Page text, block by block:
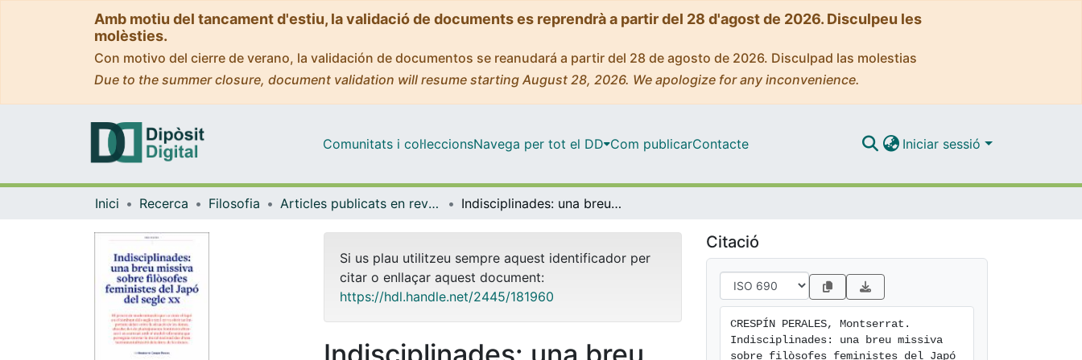
Amb motiu del tancament d'estiu, la validació de documents es reprendrà a partir del 28 d'agost de 2026. Disculpeu les
molèsties.
Con motivo del cierre de verano, la validación de documentos se reanudará a partir del 28 de agosto de 2026. Disculpad las molestias
Due to the summer closure, document validation will resume starting August 28, 2026. We apologize for any inconvenience.
Comunitats i col·leccionsNavega per tot el DD Com publicarContacte Iniciar sessió
Inici Recerca Filosofia Articles publicats en revistes (Filosofia) Indisciplinades: una breu missiva sobre filòsofes feministes del Japó del segle XX
Si us plau utilitzeu sempre aquest identificador per
citar o enllaçar aquest document:
https://hdl.handle.net/2445/181960
Citació
CRESPÍN PERALES, Montserrat.
Indisciplinades: una breu missiva
sobre filòsofes feministes del Japó